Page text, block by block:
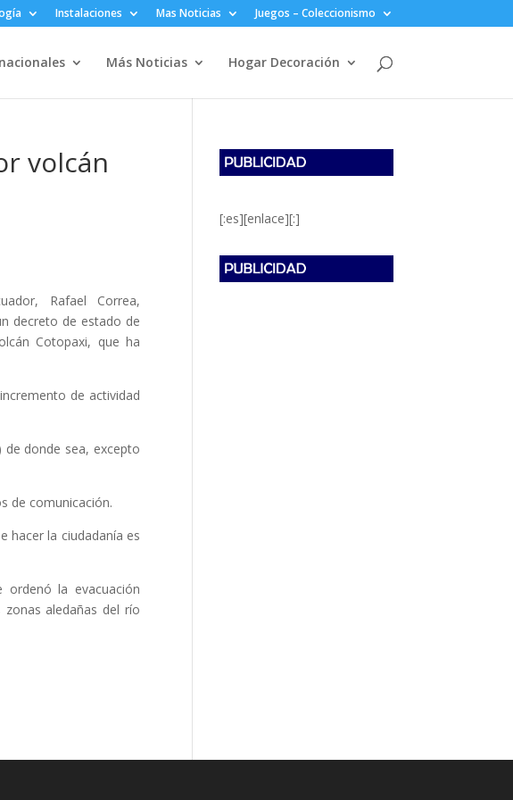
Instalaciones Mas Noticias Juegos – Coleccionismo
Más Noticias Hogar Decoración
volcán
Rafael Correa,
decreto de estado de
Cotopaxi, que ha
de actividad
de donde sea, excepto
de comunicación.
hacer la ciudadanía es
la evacuación
aledañas del río
[:es][enlace][:]